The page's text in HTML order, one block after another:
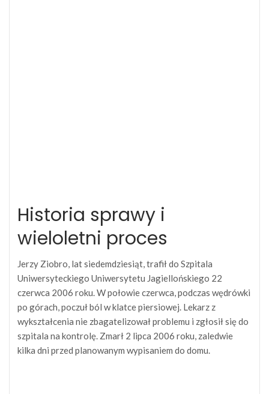
Historia sprawy i
wieloletni proces
Jerzy Ziobro, lat siedemdziesiąt, trafił do Szpitala
Uniwersyteckiego Uniwersytetu Jagiellońskiego 22
czerwca 2006 roku. W połowie czerwca, podczas wędrówki
po górach, poczuł ból w klatce piersiowej. Lekarz z
wykształcenia nie zbagatelizował problemu i zgłosił się do
szpitala na kontrolę. Zmarł 2 lipca 2006 roku, zaledwie
kilka dni przed planowanym wypisaniem do domu.